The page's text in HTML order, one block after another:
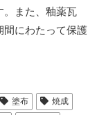
。また、釉薬瓦
間にわたって保護
塗布
焼成